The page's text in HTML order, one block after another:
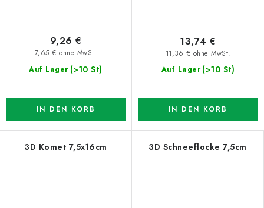
Auf Lager (>10 St)
7,65 € ohne MwSt.
9,26 €
IN DEN KORB
Auf Lager (>10 St)
11,36 € ohne MwSt.
13,74 €
IN DEN KORB
3D Komet 7,5x16cm 3D Schneeflocke 7,5cm